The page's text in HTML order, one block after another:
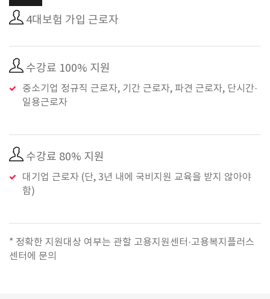
4대보험 가입 근로자
수강료 100% 지원
중소기업 정규직 근로자, 기간 근로자, 파견 근로자, 단시간·
일용근로자
수강료 80% 지원
대기업 근로자 (단, 3년 내에 국비지원 교육을 받지 않아야
함)
* 정확한 지원대상 여부는 관할 고용지원센터·고용복지플러스
센터에 문의